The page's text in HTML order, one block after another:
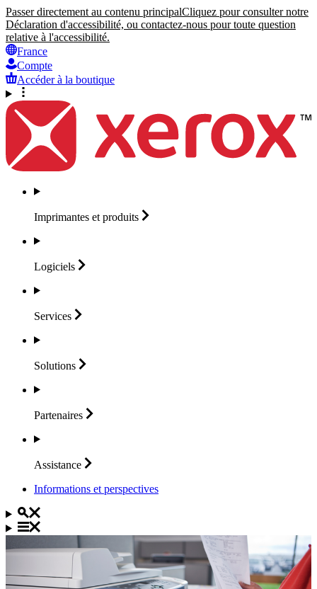
Passer directement au contenu principalCliquez pour consulter notre
Déclaration d'accessibilité, ou contactez-nous pour toute question
relative à l'accessibilité.
France
Compte
Accéder à la boutique
Imprimantes et produits
Logiciels
Services
Solutions
Partenaires
Assistance
Informations et perspectives